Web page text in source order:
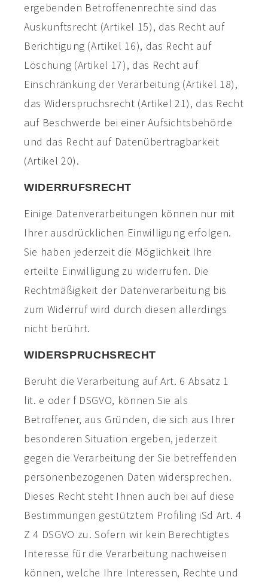
ergebenden Betroffenenrechte sind das
Auskunftsrecht (Artikel 15), das Recht auf
Berichtigung (Artikel 16), das Recht auf
Löschung (Artikel 17), das Recht auf
Einschränkung der Verarbeitung (Artikel 18),
das Widerspruchsrecht (Artikel 21), das Recht
auf Beschwerde bei einer Aufsichtsbehörde
und das Recht auf Datenübertragbarkeit
(Artikel 20).
WIDERRUFSRECHT
Einige Datenverarbeitungen können nur mit
Ihrer ausdrücklichen Einwilligung erfolgen.
Sie haben jederzeit die Möglichkeit Ihre
erteilte Einwilligung zu widerrufen. Die
Rechtmäßigkeit der Datenverarbeitung bis
zum Widerruf wird durch diesen allerdings
nicht berührt.
WIDERSPRUCHSRECHT
Beruht die Verarbeitung auf Art. 6 Absatz 1
lit. e oder f DSGVO, können Sie als
Betroffener, aus Gründen, die sich aus Ihrer
besonderen Situation ergeben, jederzeit
gegen die Verarbeitung der Sie betreffenden
personenbezogenen Daten widersprechen.
Dieses Recht steht Ihnen auch bei auf diese
Bestimmungen gestütztem Profiling iSd Art. 4
Z 4 DSGVO zu. Sofern wir kein Berechtigtes
Interesse für die Verarbeitung nachweisen
können, welche Ihre Interessen, Rechte und